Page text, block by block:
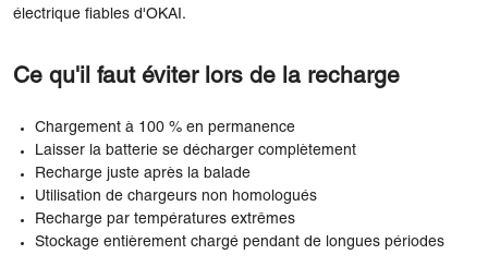
électrique fiables d'OKAI.
Ce qu'il faut éviter lors de la recharge
Chargement à 100 % en permanence
Laisser la batterie se décharger complètement
Recharge juste après la balade
Utilisation de chargeurs non homologués
Recharge par températures extrêmes
Stockage entièrement chargé pendant de longues périodes